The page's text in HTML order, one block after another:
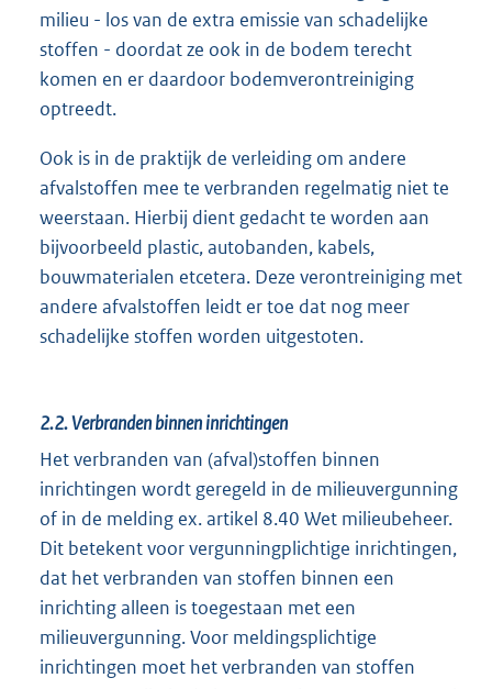
milieu - los van de extra emissie van schadelijke
stoffen - doordat ze ook in de bodem terecht
komen en er daardoor bodemverontreiniging
optreedt.
Ook is in de praktijk de verleiding om andere
afvalstoffen mee te verbranden regelmatig niet te
weerstaan. Hierbij dient gedacht te worden aan
bijvoorbeeld plastic, autobanden, kabels,
bouwmaterialen etcetera. Deze verontreiniging met
andere afvalstoffen leidt er toe dat nog meer
schadelijke stoffen worden uitgestoten.
2.2.Verbranden binnen inrichtingen
Het verbranden van (afval)stoffen binnen
inrichtingen wordt geregeld in de milieuvergunning
of in de melding ex. artikel 8.40 Wet milieubeheer.
Dit betekent voor vergunningplichtige inrichtingen,
dat het verbranden van stoffen binnen een
inrichting alleen is toegestaan met een
milieuvergunning. Voor meldingsplichtige
inrichtingen moet het verbranden van stoffen